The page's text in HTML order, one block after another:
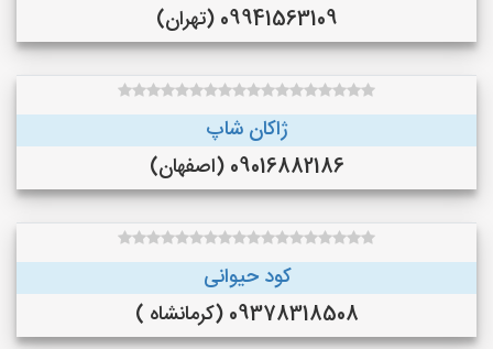
09941563109 (تهران)
ژاکان شاپ
09016882186 (اصفهان)
کود حیوانی
09378318508 (کرمانشاه )